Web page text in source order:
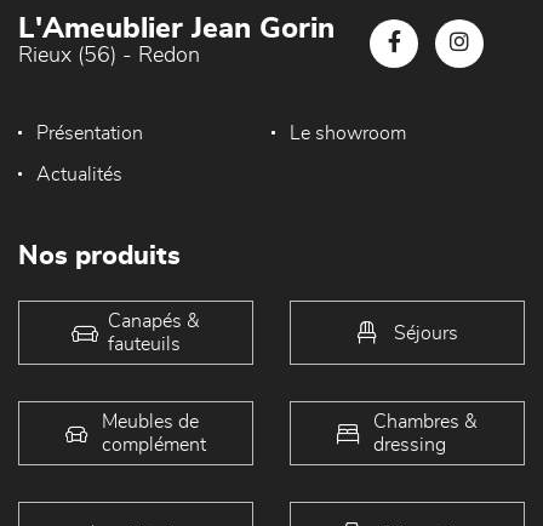
L'Ameublier Jean Gorin
Rieux (56) - Redon
Présentation Le showroom
Actualités
Nos produits
Canapés &
fauteuils
Séjours
Meubles de
complément
Chambres &
dressing